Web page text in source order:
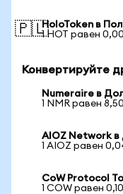
🇵🇱HoloToken в
1 HOT равен
Конвертируйте
Numeraire в
1 NMR равен
AIOZ Network
1 AIOZ равен
CoW Protocol
1 COW равен